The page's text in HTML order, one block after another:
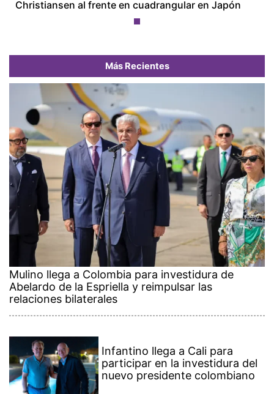
Christiansen al frente en cuadrangular en Japón
Más Recientes
Mulino llega a Colombia para investidura de
Abelardo de la Espriella y reimpulsar las
relaciones bilaterales
Infantino llega a Cali para
participar en la investidura del
nuevo presidente colombiano